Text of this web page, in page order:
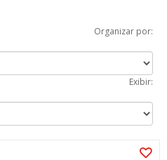
Organizar por:
Exibir: